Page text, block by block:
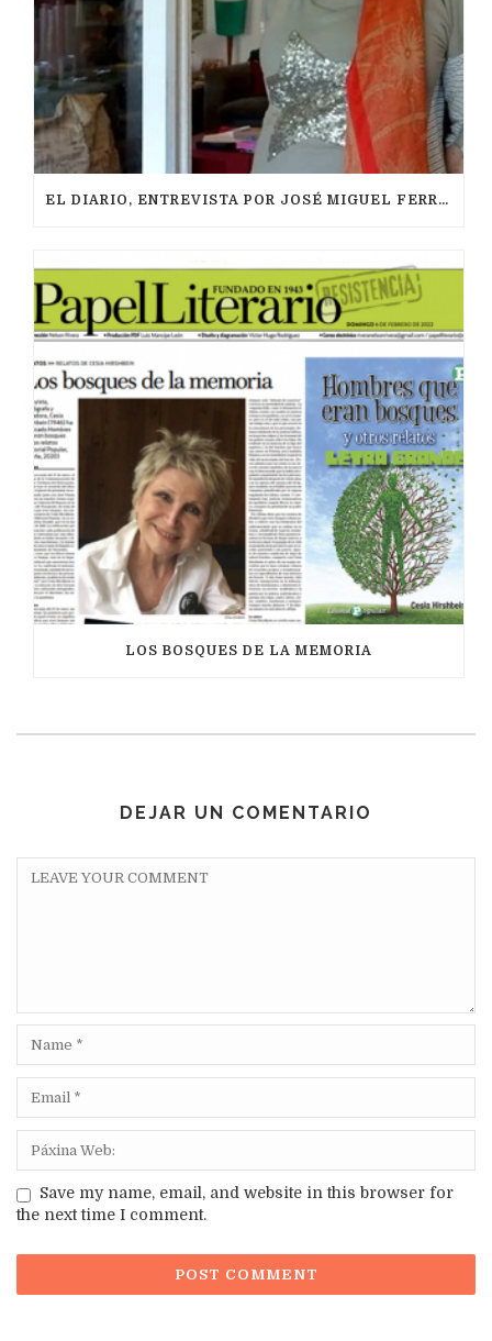
EL DIARIO, ENTREVISTA POR JOSÉ MIGUEL FERRER, MAYO 2021
LOS BOSQUES DE LA MEMORIA
DEJAR UN COMENTARIO
Save my name, email, and website in this browser for
the next time I comment.